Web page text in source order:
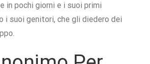
in pochi giorni e i suoi primi
i suoi genitori, che gli diedero dei